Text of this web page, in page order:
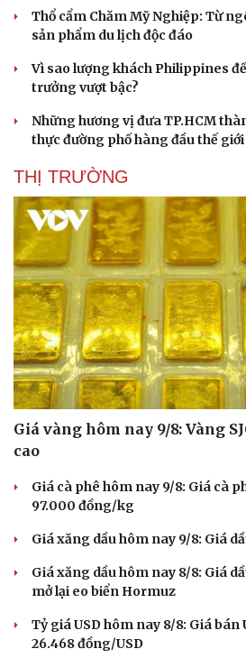
Sân khấu - Điện ảnh
Văn học
Di sản
Thổ cẩm Chăm Mỹ Nghiệp: Từ
sản phẩm du lịch độc đáo
Vì sao lượng khách Philippines
trưởng vượt bậc?
Những hương vị đưa TP.HCM
thực đường phố hàng đầu thế giới
THỊ TRƯỜNG
Giá vàng hôm nay 9/8: Vàng
cao
Giá cà phê hôm nay 9/8: Giá cà
97.000 đồng/kg
Giá xăng dầu hôm nay 9/8: Giá
Giá xăng dầu hôm nay 8/8: Giá
mở lại eo biển Hormuz
Tỷ giá USD hôm nay 8/8: Giá bán
26.468 đồng/USD